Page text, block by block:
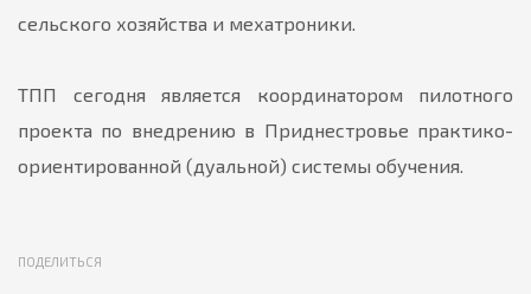
сельского хозяйства и мехатроники.
ТПП сегодня является координатором пилотного
проекта по внедрению в Приднестровье практико-
ориентированной (дуальной) системы обучения.
ПОДЕЛИТЬСЯ